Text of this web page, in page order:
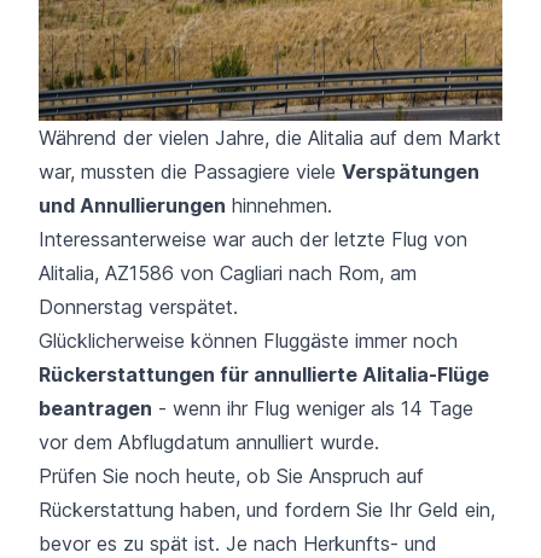
Während der vielen Jahre, die Alitalia auf dem Markt
war, mussten die Passagiere viele Verspätungen
und Annullierungen hinnehmen.
Interessanterweise war auch der letzte Flug von
Alitalia, AZ1586 von Cagliari nach Rom, am
Donnerstag verspätet.
Glücklicherweise können Fluggäste immer noch
Rückerstattungen für annullierte Alitalia-Flüge
beantragen - wenn ihr Flug weniger als 14 Tage
vor dem Abflugdatum annulliert wurde.
Prüfen Sie noch heute, ob Sie Anspruch auf
Rückerstattung haben, und fordern Sie Ihr Geld ein,
bevor es zu spät ist. Je nach Herkunfts- und